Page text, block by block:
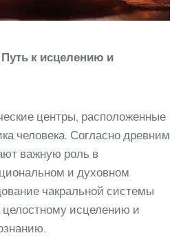
к исцелению и
центры, расположенные
человека. Согласно древним
важную роль в
и духовном
чакральной системы
целостному исцелению и